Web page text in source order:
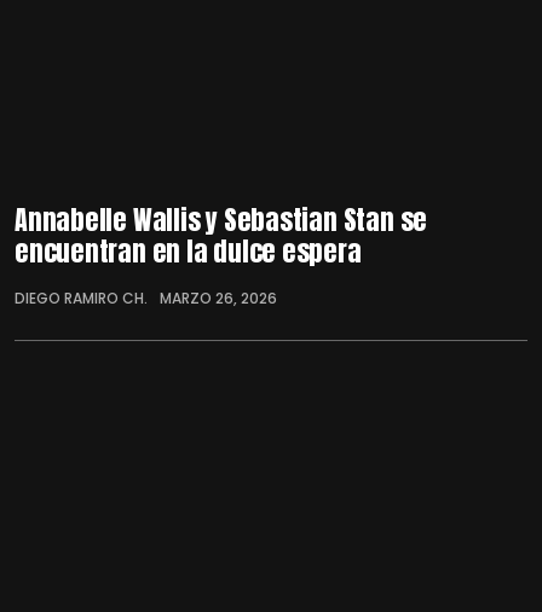
Annabelle Wallis y Sebastian Stan se
encuentran en la dulce espera
DIEGO RAMIRO CH. MARZO 26, 2026